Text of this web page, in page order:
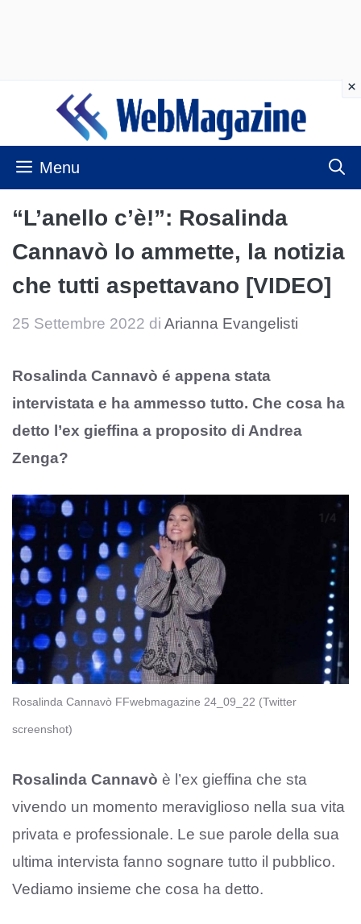
contenuto
Menu
“L’anello c’è!”: Rosalinda
Cannavò lo ammette, la notizia
che tutti aspettavano [VIDEO]
25 Settembre 2022 di Arianna Evangelisti
Rosalinda Cannavò é appena stata
intervistata e ha ammesso tutto. Che cosa ha
detto l’ex gieffina a proposito di Andrea
Zenga?
Rosalinda Cannavò FFwebmagazine 24_09_22 (Twitter
screenshot)
Rosalinda Cannavò è l’ex gieffina che sta
vivendo un momento meraviglioso nella sua vita
privata e professionale. Le sue parole della sua
ultima intervista fanno sognare tutto il pubblico.
Vediamo insieme che cosa ha detto.